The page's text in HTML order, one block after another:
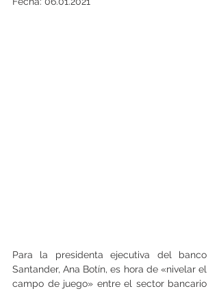
Para la presidenta ejecutiva del banco
Santander, Ana Botín, es hora de «nivelar el
campo de juego» entre el sector bancario